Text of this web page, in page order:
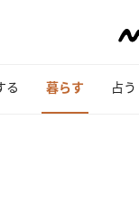
る 暮らす 占う